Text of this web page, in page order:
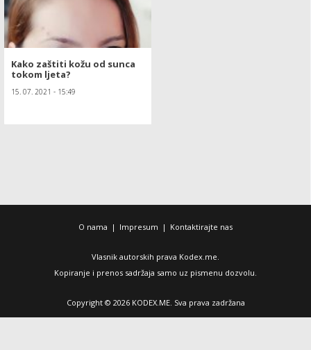
Kako zaštiti kožu od sunca
tokom ljeta?
15. 07. 2021 - 15:49
O nama | Impresum | Kontaktirajte nas
Vlasnik autorskih prava Kodex.me.
Kopiranje i prenos sadržaja samo uz pismenu dozvolu.
Copyright © 2026 KODEX.ME. Sva prava zadržana